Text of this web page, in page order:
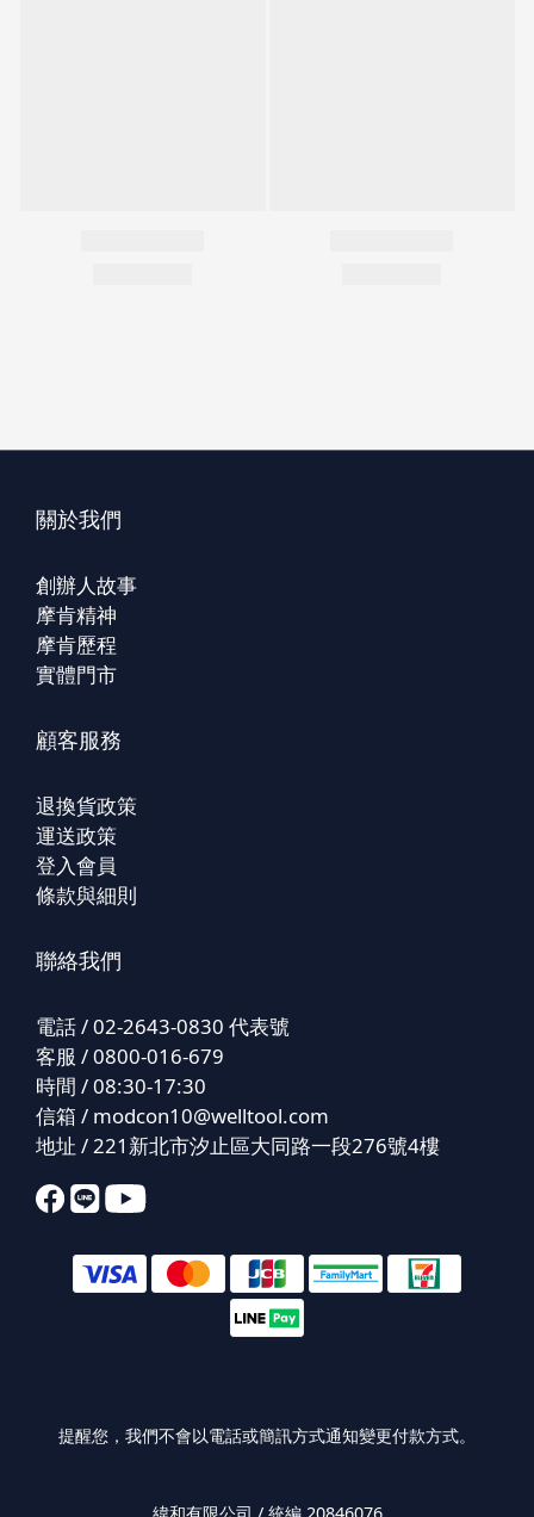
關於我們
創辦人故事
摩肯精神
摩肯歷程
實體門市
顧客服務
退換貨政策
運送政策
登入會員
條款與細則
聯絡我們
電話 / 02-2643-0830 代表號
客服 / 0800-016-679
時間 / 08:30-17:30
信箱 / modcon10@welltool.com
地址 / 221新北市汐止區大同路一段276號4樓
提醒您，我們不會以電話或簡訊方式通知變更付款方式。
緯和有限公司 / 統編 20846076